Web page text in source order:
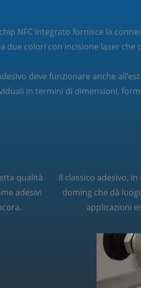
NFC integrato fornisce la
due colori con incisione laser
deve funzionare anche
in termini di dimensioni,
qualità
adesivi
Il classico adesivo,
doming che dà
applicazioni